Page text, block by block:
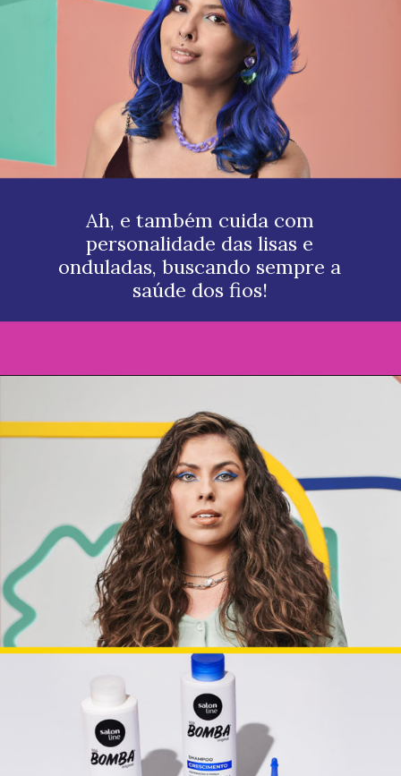
Ah, e também cuida com
personalidade das lisas e
onduladas, buscando sempre a
saúde dos fios!